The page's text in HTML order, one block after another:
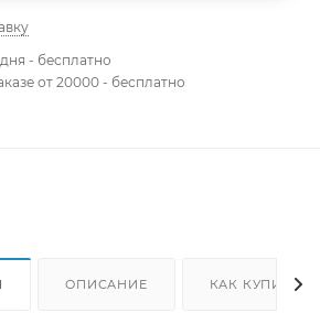
- бесплатно
от 20000 - бесплатно
ОПИСАНИЕ КАК КУПИТЬ